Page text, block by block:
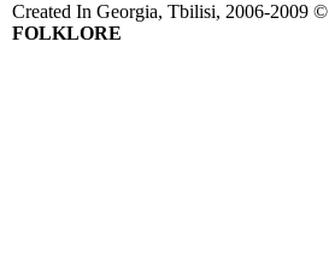
Created In Georgia, Tbilisi, 2006-2009 ©
FOLKLORE